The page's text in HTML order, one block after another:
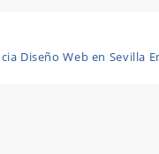
Diseño Web en Sevilla